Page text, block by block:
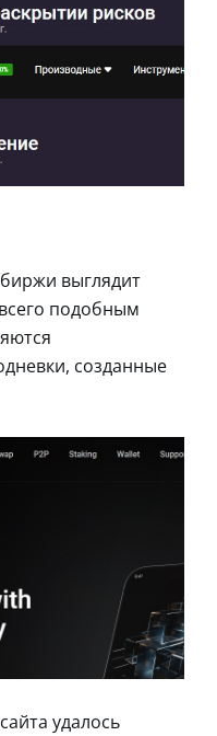
выглядит
подобным
созданные
удалось